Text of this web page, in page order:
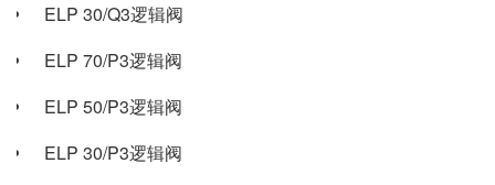
ELP 30/Q3逻辑阀
ELP 70/P3逻辑阀
ELP 50/P3逻辑阀
ELP 30/P3逻辑阀